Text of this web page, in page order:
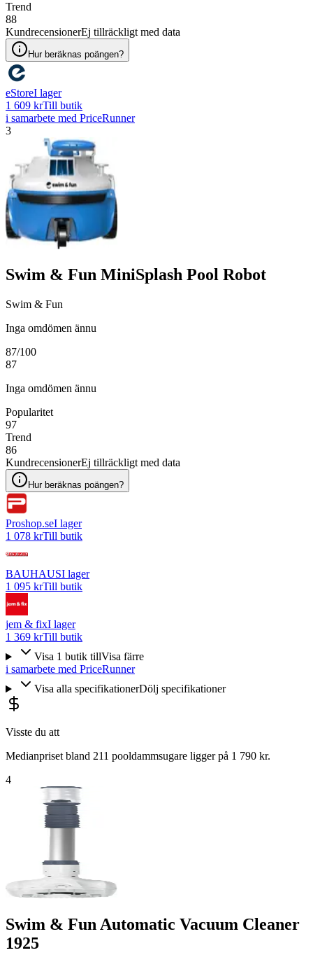
Trend
88
KundrecensionerEj tillräckligt med data
Hur beräknas poängen?
eStoreI lager
1 609 krTill butik
i samarbete med PriceRunner
3
Swim & Fun MiniSplash Pool Robot
Swim & Fun
Inga omdömen ännu
87/100
87
Inga omdömen ännu
Popularitet
97
Trend
86
KundrecensionerEj tillräckligt med data
Hur beräknas poängen?
Proshop.seI lager
1 078 krTill butik
BAUHAUSI lager
1 095 krTill butik
jem & fixI lager
1 369 krTill butik
Visa 1 butik tillVisa färre
i samarbete med PriceRunner
Visa alla specifikationerDölj specifikationer
Visste du att
Medianpriset bland 211 pooldammsugare ligger på 1 790 kr.
4
Swim & Fun Automatic Vacuum Cleaner
1925